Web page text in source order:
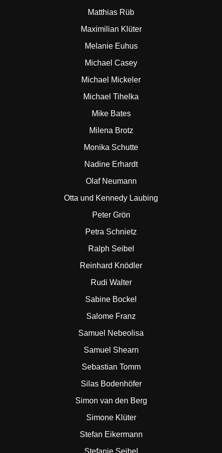
Matthias Rüb
Maximilian Klüter
Melanie Euhus
Michael Casey
Michael Mickeler
Michael Tihelka
Mike Bates
Milena Brotz
Monika Schutte
Nadine Erhardt
Olaf Neumann
Otta und Kennedy Laubing
Peter Grön
Petra Schnietz
Ralph Seibel
Reinhard Knödler
Rudi Walter
Sabine Bockel
Salome Franz
Samuel Nebeolisa
Samuel Shearn
Sebastian Tomm
Silas Bodenhöfer
Simon van den Berg
Simone Klüter
Stefan Eikermann
Stefanie Seibel